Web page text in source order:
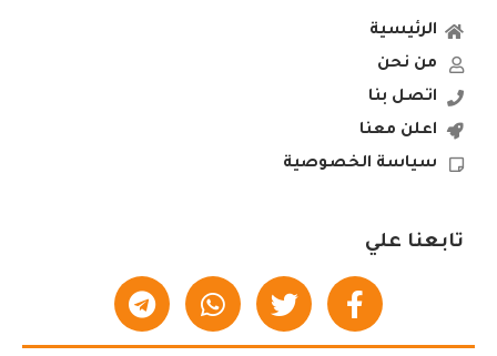
الرئيسية
من نحن
اتصل بنا
اعلن معنا
سياسة الخصوصية
تابعنا علي